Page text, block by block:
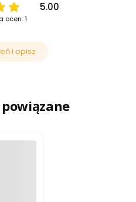
5.00
ocen: 1
i opisz